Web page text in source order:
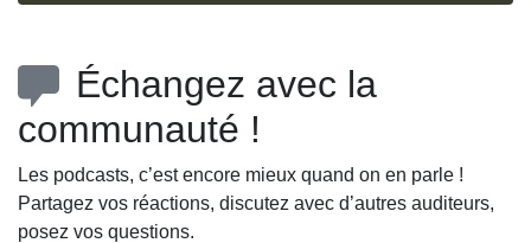
Échangez avec la
communauté !
Les podcasts, c’est encore mieux quand on en parle !
Partagez vos réactions, discutez avec d’autres auditeurs,
posez vos questions.